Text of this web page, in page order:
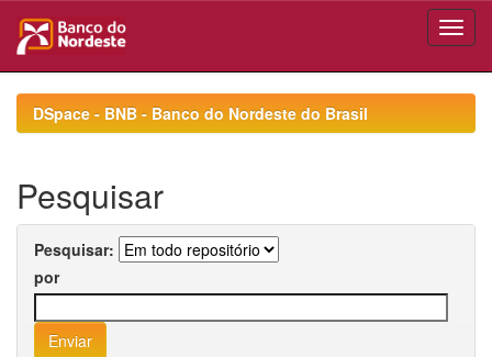
navigationDSpace - BNB - Banco do Nordeste do Brasil
Pesquisar
Pesquisar:
por